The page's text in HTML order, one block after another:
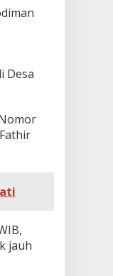
Desa
jauh